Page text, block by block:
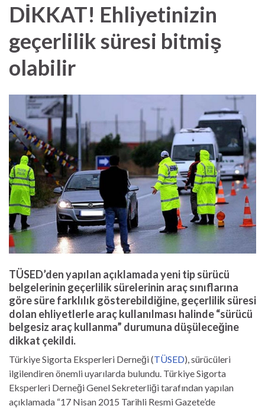
DİKKAT! Ehliyetinizin
geçerlilik süresi bitmiş
olabilir
TÜSED’den yapılan açıklamada yeni tip sürücü
belgelerinin geçerlilik sürelerinin araç sınıflarına
göre süre farklılık gösterebildiğine, geçerlilik süresi
dolan ehliyetlerle araç kullanılması halinde “sürücü
belgesiz araç kullanma” durumuna düşüleceğine
dikkat çekildi.
Türkiye Sigorta Eksperleri Derneği (TÜSED), sürücüleri
ilgilendiren önemli uyarılarda bulundu. Türkiye Sigorta
Eksperleri Derneği Genel Sekreterliği tarafından yapılan
açıklamada “17 Nisan 2015 Tarihli Resmi Gazete’de